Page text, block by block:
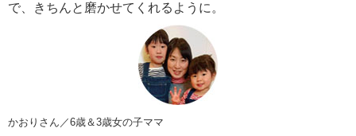
で、きちんと磨かせてくれるように。
かおりさん／6歳＆3歳女の子ママ